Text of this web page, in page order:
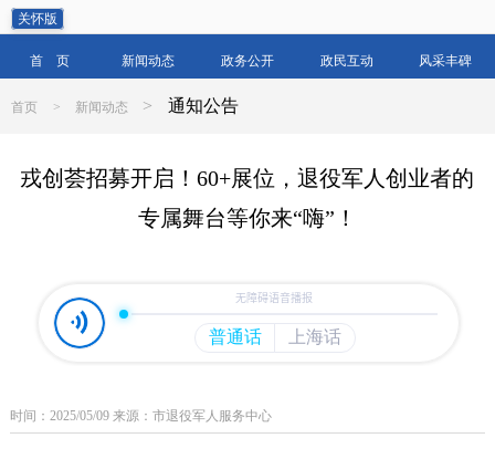
关怀版
首 页 新闻动态 政务公开 政民互动 风采丰碑
首页 > 新闻动态 > 通知公告
戎创荟招募开启！60+展位，退役军人创业者的
专属舞台等你来“嗨”！
时间：2025/05/09 来源：市退役军人服务中心